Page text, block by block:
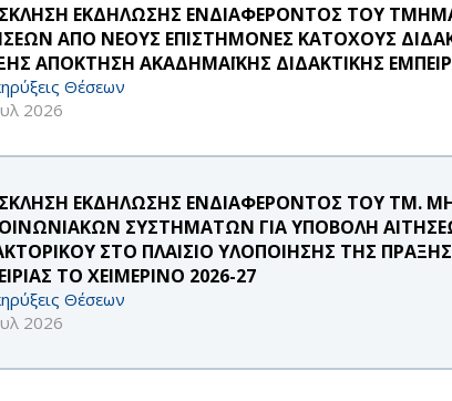
ΕΚΔΗΛΩΣΗΣ ΕΝΔΙΑΦΕΡΟΝΤΟΣ ΤΟΥ
ΑΠΟ ΝΕΟΥΣ ΕΠΙΣΤΗΜΟΝΕΣ ΚΑΤΟΧΟΥΣ
ΑΠΟΚΤΗΣΗ ΑΚΑΔΗΜΑΪΚΗΣ ΔΙΔΑΚΤΙΚΗΣ
Θέσεων
2026
ΕΚΔΗΛΩΣΗΣ ΕΝΔΙΑΦΕΡΟΝΤΟΣ ΤΟΥ ΤΜ.
ΣΥΣΤΗΜΑΤΩΝ ΓΙΑ ΥΠΟΒΟΛΗ
ΣΤΟ ΠΛΑΙΣΙΟ ΥΛΟΠΟΙΗΣΗΣ ΤΗΣ
ΤΟ ΧΕΙΜΕΡΙΝΟ 2026-27
Θέσεων
2026